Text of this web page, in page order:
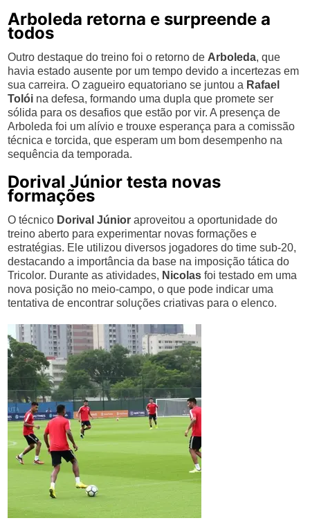
Arboleda retorna e surpreende a
todos
Outro destaque do treino foi o retorno de Arboleda, que
havia estado ausente por um tempo devido a incertezas em
sua carreira. O zagueiro equatoriano se juntou a Rafael
Tolói na defesa, formando uma dupla que promete ser
sólida para os desafios que estão por vir. A presença de
Arboleda foi um alívio e trouxe esperança para a comissão
técnica e torcida, que esperam um bom desempenho na
sequência da temporada.
Dorival Júnior testa novas
formações
O técnico Dorival Júnior aproveitou a oportunidade do
treino aberto para experimentar novas formações e
estratégias. Ele utilizou diversos jogadores do time sub-20,
destacando a importância da base na imposição tática do
Tricolor. Durante as atividades, Nicolas foi testado em uma
nova posição no meio-campo, o que pode indicar uma
tentativa de encontrar soluções criativas para o elenco.